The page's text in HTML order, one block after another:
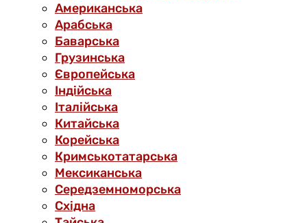
Американська
Арабська
Баварська
Грузинська
Європейська
Індійська
Італійська
Китайська
Корейська
Кримськотатарська
Мексиканська
Середземноморська
Східна